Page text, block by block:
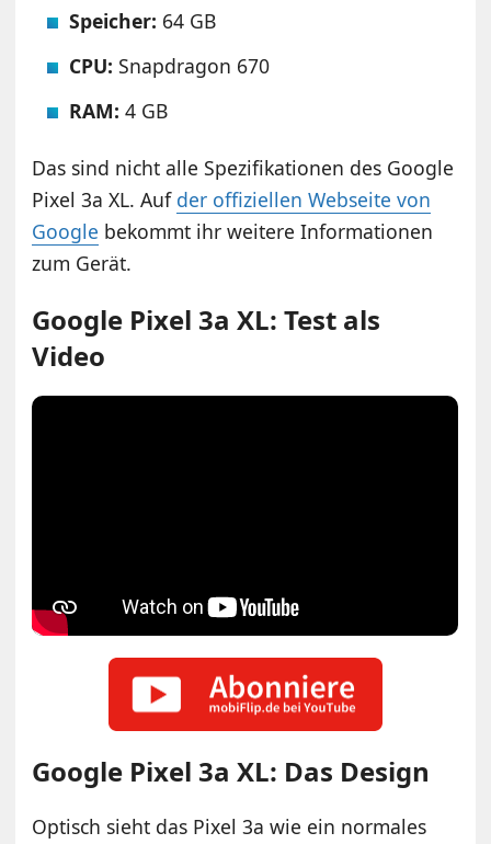
Speicher: 64 GB
CPU: Snapdragon 670
RAM: 4 GB
Das sind nicht alle Spezifikationen des Google
Pixel 3a XL. Auf der offiziellen Webseite von
Google bekommt ihr weitere Informationen
zum Gerät.
Google Pixel 3a XL: Test als
Video
Google Pixel 3a XL: Das Design
Optisch sieht das Pixel 3a wie ein normales